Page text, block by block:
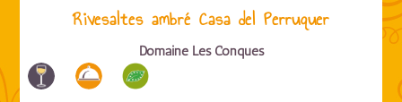
Rivesaltes ambré Casa del Perruquer
Domaine Les Conques